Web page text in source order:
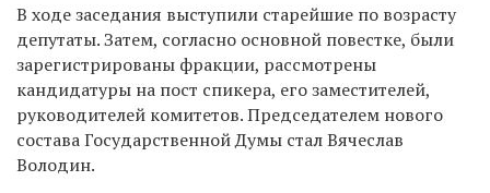
В ходе заседания выступили старейшие по возрасту
депутаты. Затем, согласно основной повестке, были
зарегистрированы фракции, рассмотрены
кандидатуры на пост спикера, его заместителей,
руководителей комитетов. Председателем нового
состава Государственной Думы стал Вячеслав
Володин.